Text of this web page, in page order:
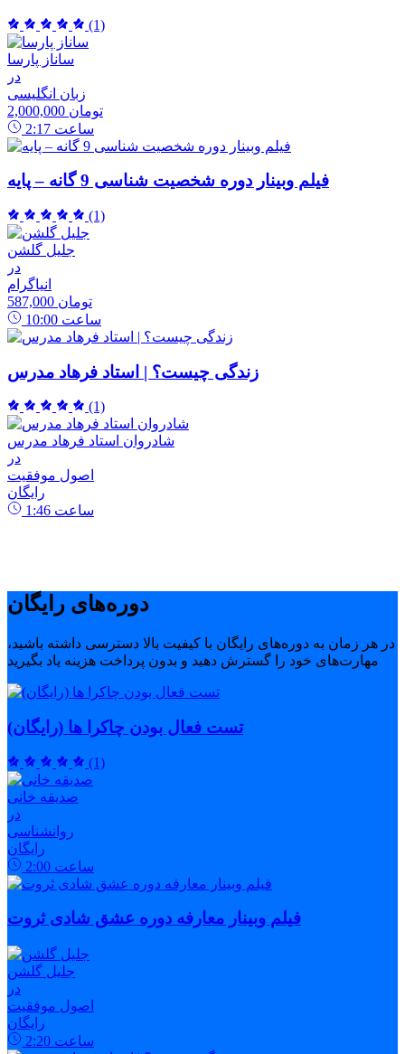
(1)
ساناز پارسا
در
زبان انگلیسی
2,000,000 تومان
2:17 ساعت
فیلم وبینار دوره شخصیت شناسی 9 گانه – پایه
(1)
جلیل گلشن
در
انیاگرام
587,000 تومان
10:00 ساعت
زندگی چیست؟ | استاد فرهاد مدرس
(1)
شادروان استاد فرهاد مدرس
در
اصول موفقیت
رایگان
1:46 ساعت
دوره‌های رایگان
در هر زمان به دوره‌های رایگان با کیفیت بالا دسترسی داشته باشید،
مهارت‌های خود را گسترش دهید و بدون پرداخت هزینه یاد بگیرید
تست فعال بودن چاکرا ها (رایگان)
(1)
صدیقه خانی
در
روانشناسی
رایگان
2:00 ساعت
فیلم وبینار معارفه دوره عشق شادی ثروت
جلیل گلشن
در
اصول موفقیت
رایگان
2:20 ساعت